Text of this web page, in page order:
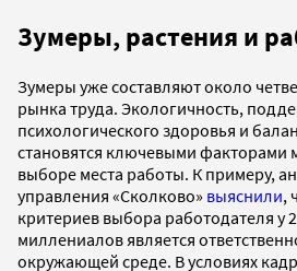
Зумеры, растения и
Зумеры уже составляют около
рынка труда. Экологичность,
психологического здоровья и
становятся ключевыми
выборе места работы. К примеру,
управления «Сколково» выяснили,
критериев выбора работодателя у
миллениалов является
окружающей среде. В условиях